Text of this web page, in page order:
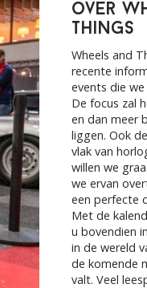
c
h
o
r
:
over
Things
Wheels and
recente
events die
De focus zal
en dan meer
liggen. Ook
vlak van
willen we
we ervan
een perfecte
Met de
u bovendien
in de wereld
de komende
valt. Veel